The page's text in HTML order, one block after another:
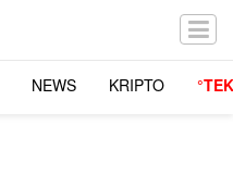
NEWS KRIPTO